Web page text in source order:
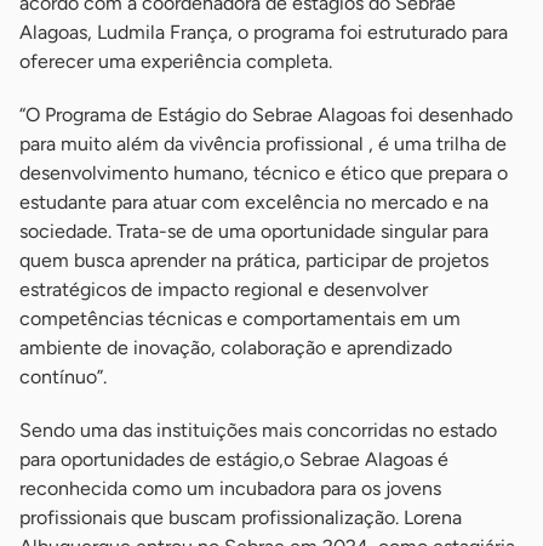
Alagoas, Ludmila França, o programa foi estruturado para
oferecer uma experiência completa.
“O Programa de Estágio do Sebrae Alagoas foi desenhado
para muito além da vivência profissional , é uma trilha de
desenvolvimento humano, técnico e ético que prepara o
estudante para atuar com excelência no mercado e na
sociedade. Trata-se de uma oportunidade singular para
quem busca aprender na prática, participar de projetos
estratégicos de impacto regional e desenvolver
competências técnicas e comportamentais em um
ambiente de inovação, colaboração e aprendizado
contínuo”.
Sendo uma das instituições mais concorridas no estado
para oportunidades de estágio,o Sebrae Alagoas é
reconhecida como um incubadora para os jovens
profissionais que buscam profissionalização. Lorena